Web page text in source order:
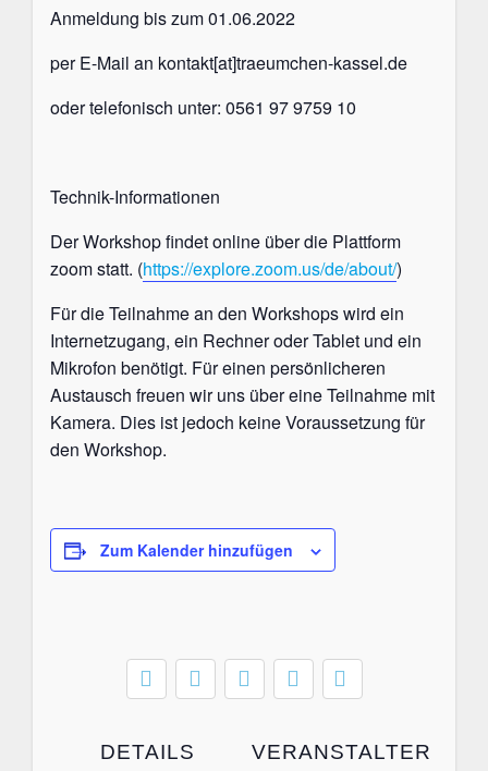
Anmeldung bis zum 01.06.2022
per E-Mail an kontakt[at]traeumchen-kassel.de
oder telefonisch unter: 0561 97 9759 10
Technik-Informationen
Der Workshop findet online über die Plattform
zoom statt. (https://explore.zoom.us/de/about/)
Für die Teilnahme an den Workshops wird ein
Internetzugang, ein Rechner oder Tablet und ein
Mikrofon benötigt. Für einen persönlicheren
Austausch freuen wir uns über eine Teilnahme mit
Kamera. Dies ist jedoch keine Voraussetzung für
den Workshop.
Zum Kalender hinzufügen
DETAILS
VERANSTALTER